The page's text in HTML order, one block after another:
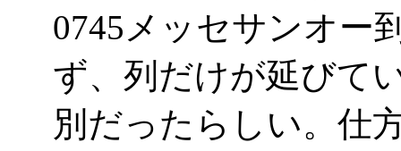
0745メッセサンオー
ず、列だけが延びて
別だったらしい。仕